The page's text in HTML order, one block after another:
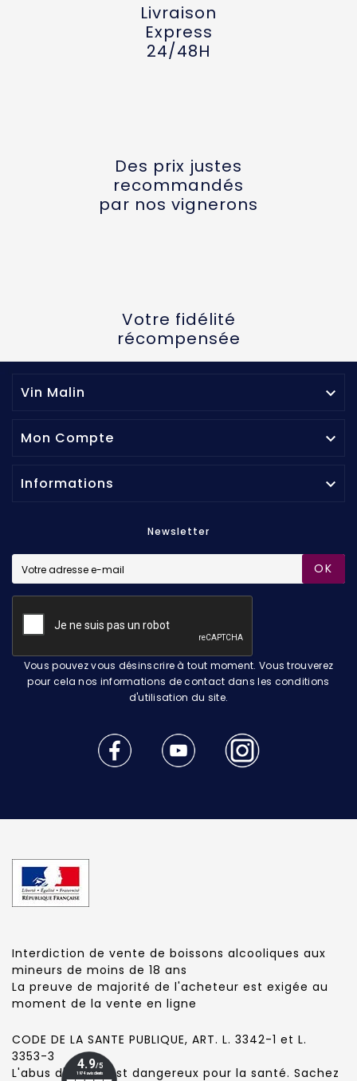
Livraison
Express
24/48H
Des prix justes
recommandés
par nos vignerons
Votre fidélité
récompensée
Vin Malin 
Mon Compte 
Informations 
Newsletter
OK
Vous pouvez vous désinscrire à tout moment. Vous trouverez
pour cela nos informations de contact dans les conditions
d'utilisation du site.
Interdiction de vente de boissons alcooliques aux
mineurs de moins de 18 ans
La preuve de majorité de l'acheteur est exigée au
moment de la vente en ligne
CODE DE LA SANTE PUBLIQUE, ART. L. 3342-1 et L.
3353-3
L'abus d'alcool est dangereux pour la santé. Sachez